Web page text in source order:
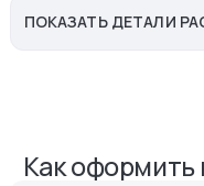
ПОКАЗАТЬ ДЕТАЛИ
Как оформить